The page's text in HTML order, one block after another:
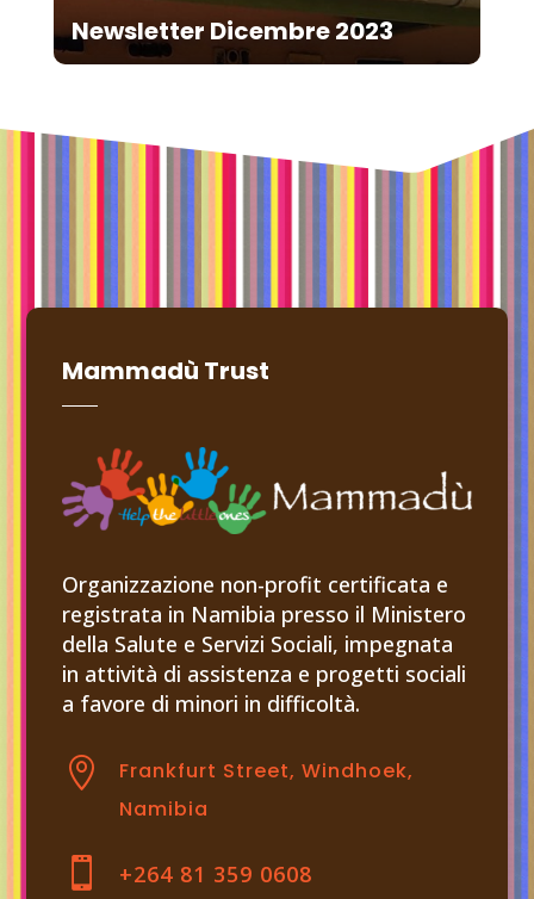
Newsletter Dicembre 2023
Mammadù Trust
Organizzazione non-profit certificata e
registrata in Namibia presso il Ministero
della Salute e Servizi Sociali, impegnata
in attività di assistenza e progetti sociali
a favore di minori in difficoltà.

Frankfurt Street, Windhoek,
Namibia
 +264 81 359 0608